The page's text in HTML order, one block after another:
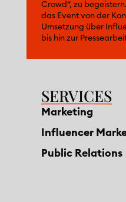
Crowd“, zu
das Event von der
Umsetzung über
bis hin zur
SERVICES
Marketing
Influencer
Public Relations